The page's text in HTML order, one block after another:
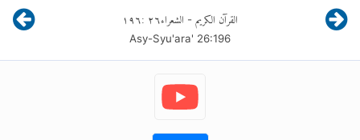
Please check ayah 26:199 for complete tafsir.
القرآن الكريم - الشعراء٢٦:١٩٦
Asy-Syu'ara' 26:196